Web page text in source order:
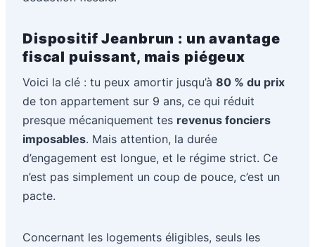
Dispositif Jeanbrun : un avantage
fiscal puissant, mais piégeux
Voici la clé : tu peux amortir jusqu’à 80 % du prix
de ton appartement sur 9 ans, ce qui réduit
presque mécaniquement tes revenus fonciers
imposables. Mais attention, la durée
d’engagement est longue, et le régime strict. Ce
n’est pas simplement un coup de pouce, c’est un
pacte.
Concernant les logements éligibles, seuls les